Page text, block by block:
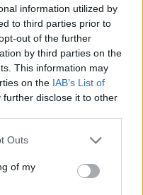
information utilized by
to third parties prior to
out of the further
by third parties on the
This information may
on the IAB’s List of
further disclose it to other
Outs
of my
lányokat 14. rész
Miért nem hiszünk a
kifejezések laza